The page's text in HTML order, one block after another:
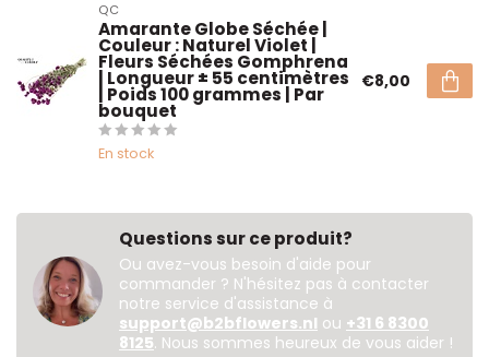
QC
Amarante Globe Séchée |
Couleur : Naturel Violet |
Fleurs Séchées Gomphrena
| Longueur ± 55 centimètres
| Poids 100 grammes | Par
bouquet
En stock
€8,00
Questions sur ce produit?
Ou avez-vous besoin d'aide pour
commander ? N'hésitez pas à contacter
notre service d'assistance à
support@b2bflowers.nl ou +31 6 8300
8125. Nous sommes heureux de vous aider !